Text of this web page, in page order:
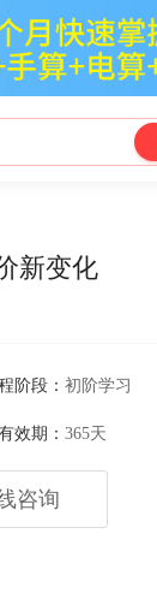
新变化
阶段： 初阶学习
效期： 365天
咨询